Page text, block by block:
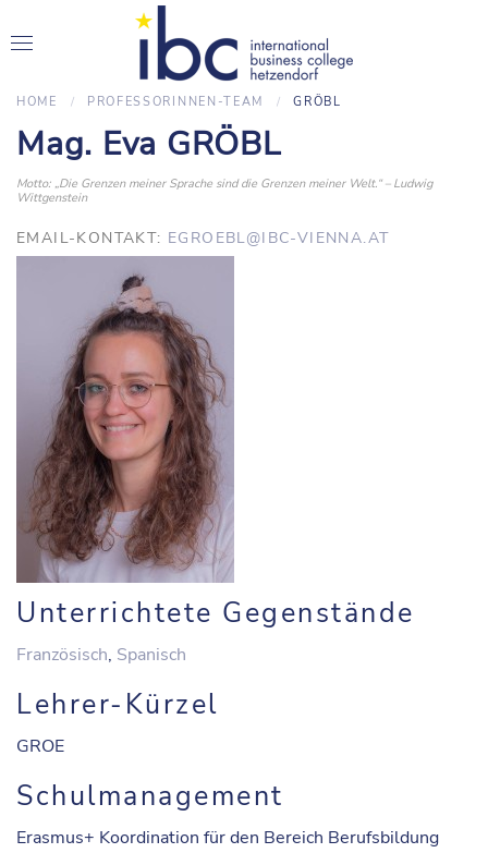
HOME PROFESSORINNEN-TEAM GRÖBL
Mag. Eva GRÖBL
Motto: „Die Grenzen meiner Sprache sind die Grenzen meiner Welt.“ – Ludwig
Wittgenstein
EMAIL-KONTAKT: EGROEBL@IBC-VIENNA.AT
Unterrichtete Gegenstände
Französisch, Spanisch
Lehrer-Kürzel
GROE
Schulmanagement
Erasmus+ Koordination für den Bereich Berufsbildung